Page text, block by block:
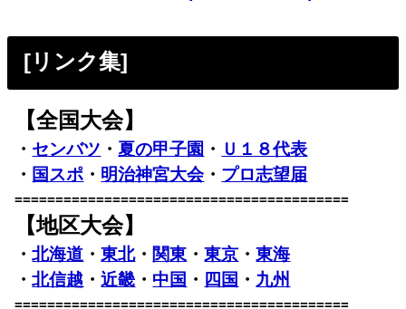
[リンク集]
【全国大会】
・ センバツ ・ 夏の甲子園 ・ Ｕ１８代表
・ 国スポ ・ 明治神宮大会・ プロ志望届
=========================================
【地区大会】
・北海道 ・東北・ 関東 ・東京 ・東海
・北信越 ・近畿 ・ 中国 ・ 四国 ・ 九州
=========================================